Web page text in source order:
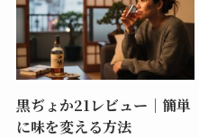
黒ぢょか21レビュー｜簡単
に味を変える方法